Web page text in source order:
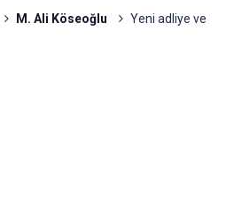
M. Ali Köseoğlu
Yeni adliye ve